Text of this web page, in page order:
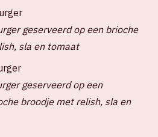
neonlichten, 80’s-glamour
Jan Smit, René Froger en
ook iconische gastartiesten
Londonbeat, Jason Donovan,
The Summer Is Magic belooft
van het jaar te
geserveerd op een brioche
sla en tomaat
geserveerd op een
broodje met relish, sla en